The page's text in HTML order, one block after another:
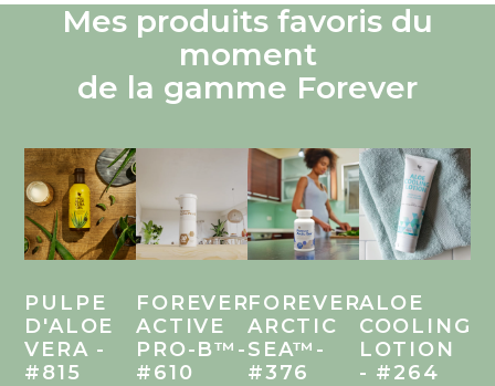
Mes produits favoris du
moment
de la gamme Forever
PULPE
D'ALOE
VERA -
#815
FOREVER
ACTIVE
PRO-B™-
#610
FOREVER
ARCTIC
SEA™-
#376
ALOE
COOLING
LOTION
- #264